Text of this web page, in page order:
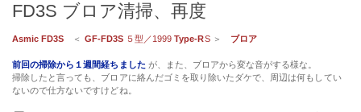
FD3S ブロア清掃、再度
Asmic FD3S ＜ GF-FD3S５型／1999Type-RS＞ ブロア
前回の掃除から１週間経ちました が、また、ブロアから変な音がする様な。
掃除したと言っても、ブロアに絡んだゴミを取り除いたダケで、周辺は何もしてい
ないので仕方ないですけどね。